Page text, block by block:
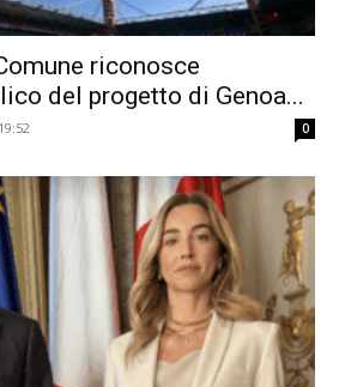
riconosce
del progetto di Genoa...
0